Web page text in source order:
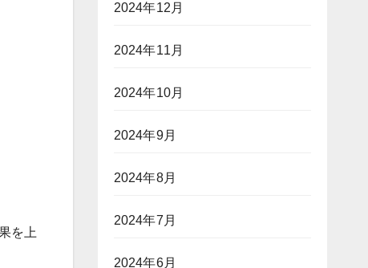
を上
2024年12月
2024年11月
2024年10月
2024年9月
2024年8月
2024年7月
2024年6月